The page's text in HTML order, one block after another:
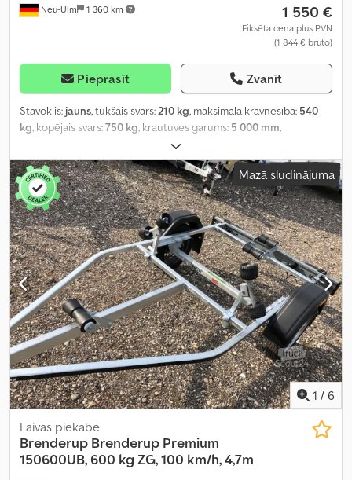
Neu-Ulm 1 360 km 1 550 €
Fiksēta cena plus PVN
(1 844 € bruto)
Pieprasīt Zvanīt
Stāvoklis: jauns, tukšais svars: 210 kg, maksimālā kravnesība: 540
kg , kopējais svars:750 kg , krautuves garums: 5 000 mm
1 900 mm
1 900 mm,
Mazā sludinājuma
1 / 6
Laivas piekabe
Brenderup Brenderup Premium
150600UB, 600 kg ZG, 100 km/h, 4,7m